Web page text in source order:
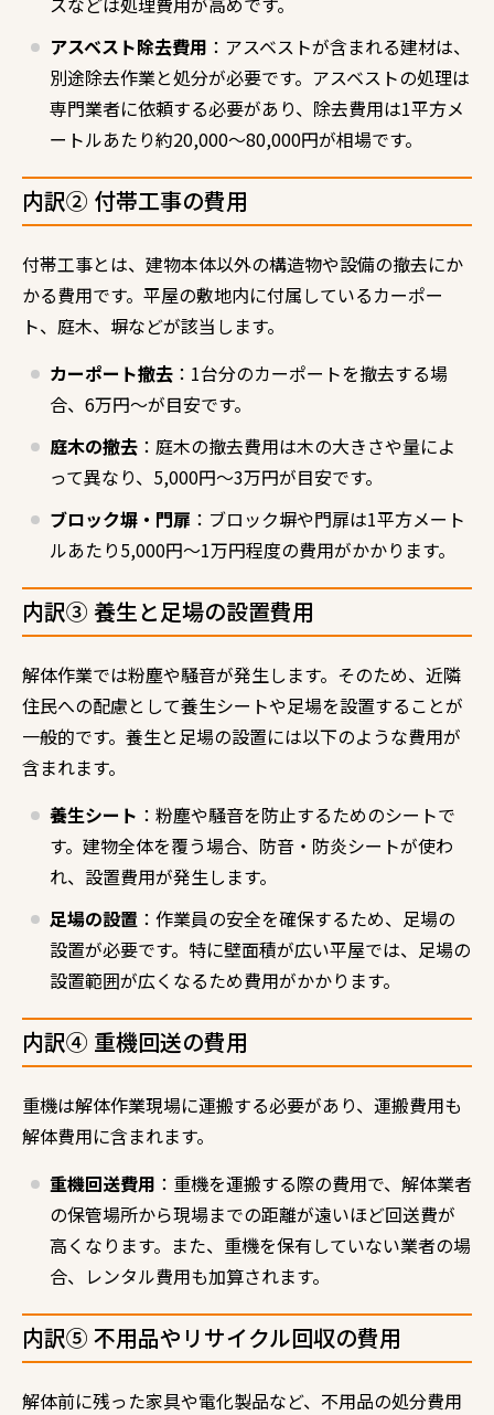
アスベスト除去費用 ：アスベストが含まれる建材は、
別途除去作業と処分が必要です。アスベストの処理は
専門業者に依頼する必要があり、除去費用は1平方メ
ートルあたり約20,000〜80,000円が相場です。
内訳② 付帯工事の費用
付帯工事とは、建物本体以外の構造物や設備の撤去にか
かる費用です。平屋の敷地内に付属しているカーポー
ト、庭木、塀などが該当します。
カーポート撤去 ：1台分のカーポートを撤去する場
合、6万円～が目安です。
庭木の撤去 ：庭木の撤去費用は木の大きさや量によ
って異なり、5,000円〜3万円が目安です。
ブロック塀・門扉 ：ブロック塀や門扉は1平方メート
ルあたり5,000円～1万円程度の費用がかかります。
内訳③ 養生と足場の設置費用
解体作業では粉塵や騒音が発生します。そのため、近隣
住民への配慮として養生シートや足場を設置することが
一般的です。養生と足場の設置には以下のような費用が
含まれます。
養生シート ：粉塵や騒音を防止するためのシートで
す。建物全体を覆う場合、防音・防炎シートが使わ
れ、設置費用が発生します。
足場の設置 ：作業員の安全を確保するため、足場の
設置が必要です。特に壁面積が広い平屋では、足場の
設置範囲が広くなるため費用がかかります。
内訳④ 重機回送の費用
重機は解体作業現場に運搬する必要があり、運搬費用も
解体費用に含まれます。
重機回送費用 ：重機を運搬する際の費用で、解体業者
の保管場所から現場までの距離が遠いほど回送費が
高くなります。また、重機を保有していない業者の場
合、レンタル費用も加算されます。
内訳⑤ 不用品やリサイクル回収の費用
解体前に残った家具や電化製品など、不用品の処分費用